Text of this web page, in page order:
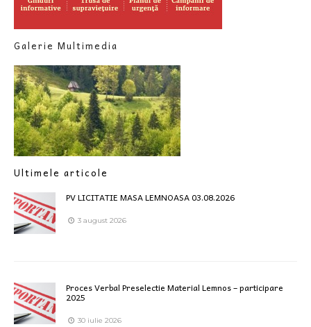
Galerie Multimedia
Ultimele articole
PV LICITATIE MASA LEMNOASA 03.08.2026
3 august 2026
Proces Verbal Preselectie Material Lemnos – participare
2025
30 iulie 2026